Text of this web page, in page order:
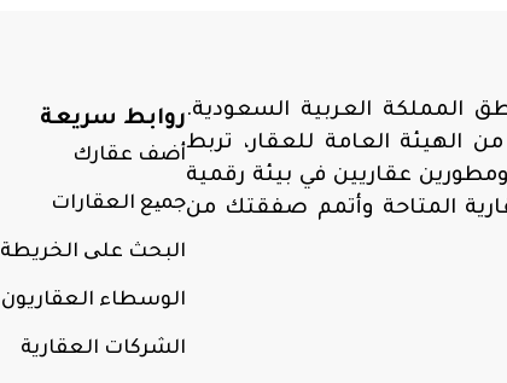
المملكة العربية السعودية.
العامة للعقار، تربط
عقاريين في بيئة رقمية
المتاحة وأتمم صفقتك من
روابط سريعة
أضف عقارك
جمیع العقارات
البحث علی الخريطة
الوسطاء العقاريون
الشركات العقارية